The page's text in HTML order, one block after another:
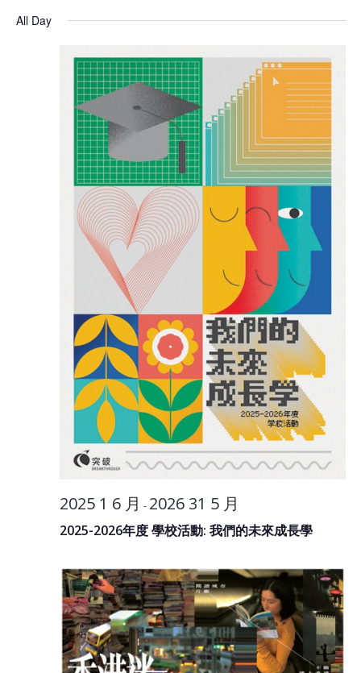
All Day
2025 1 6 月 - 2026 31 5 月
2025-2026年度 學校活動: 我們的未來成長學